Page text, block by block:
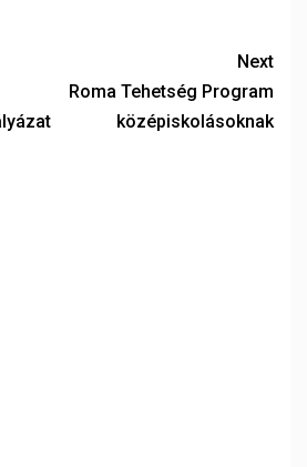
Next
Roma Tehetség Program
középiskolásoknak